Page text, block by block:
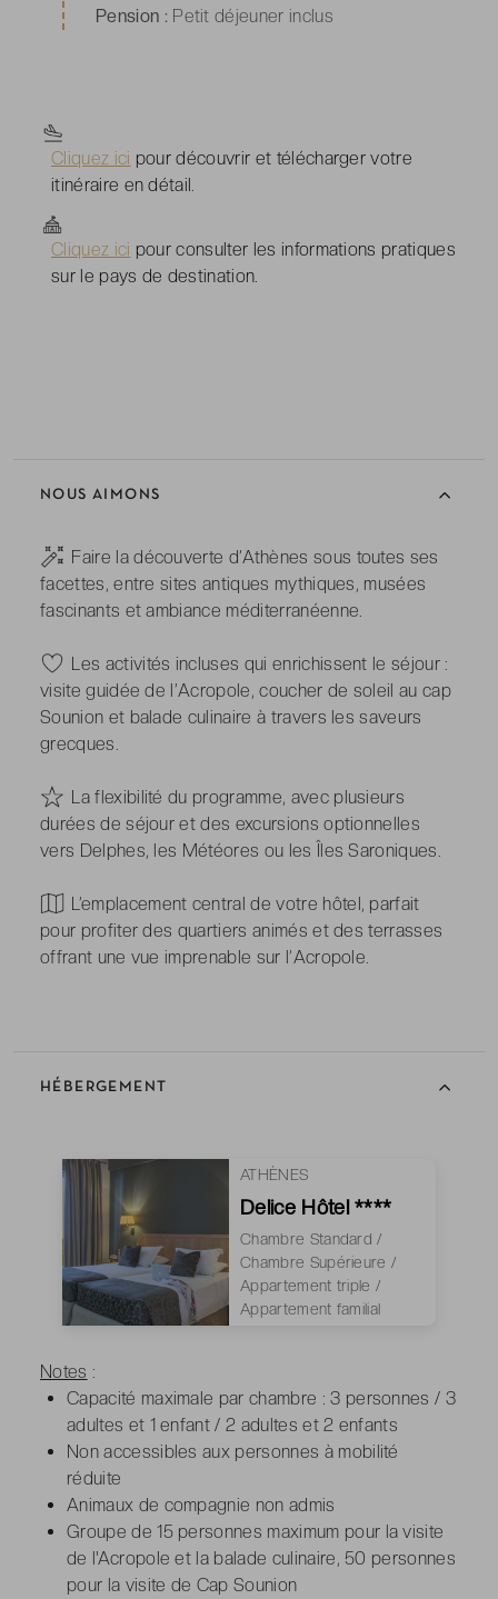
Pension : Petit déjeuner inclus
Cliquez ici pour découvrir et télécharger votre
itinéraire en détail.
Cliquez ici pour consulter les informations pratiques
sur le pays de destination.
NOUS AIMONS
Faire la découverte d’Athènes sous toutes ses
facettes, entre sites antiques mythiques, musées
fascinants et ambiance méditerranéenne.
Les activités incluses qui enrichissent le séjour :
visite guidée de l’Acropole, coucher de soleil au cap
Sounion et balade culinaire à travers les saveurs
grecques.
La flexibilité du programme, avec plusieurs
durées de séjour et des excursions optionnelles
vers Delphes, les Météores ou les Îles Saroniques.
L’emplacement central de votre hôtel, parfait
pour profiter des quartiers animés et des terrasses
offrant une vue imprenable sur l’Acropole.
HÉBERGEMENT
ATHÈNES
Delice Hôtel ****
Chambre Standard /
Chambre Supérieure /
Appartement triple /
Appartement familial
Notes :
Capacité maximale par chambre : 3 personnes / 3
adultes et 1 enfant / 2 adultes et 2 enfants
Non accessibles aux personnes à mobilité
réduite
Animaux de compagnie non admis
Groupe de 15 personnes maximum pour la visite
de l'Acropole et la balade culinaire, 50 personnes
pour la visite de Cap Sounion